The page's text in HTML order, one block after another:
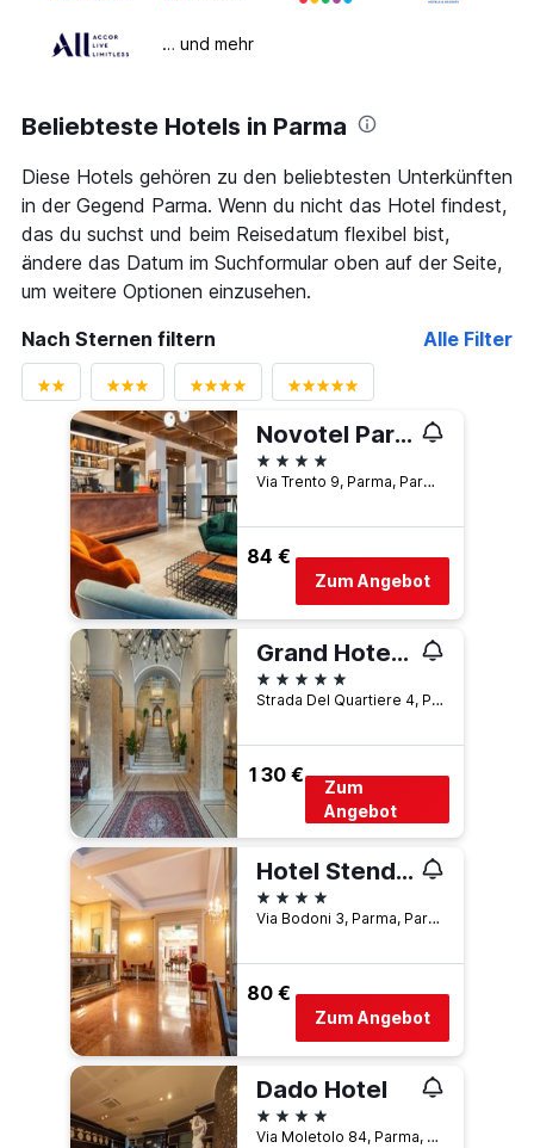
… und mehr
Beliebteste Hotels in Parma
Diese Hotels gehören zu den beliebtesten Unterkünften
in der Gegend Parma. Wenn du nicht das Hotel findest,
das du suchst und beim Reisedatum flexibel bist,
ändere das Datum im Suchformular oben auf der Seite,
um weitere Optionen einzusehen.
Nach Sternen filtern
Alle Filter
Novotel Parma Centro
4 Sterne
Via Trento 9, Parma, Parma, Italien
84 €
Zum Angebot
Grand Hotel Di Parma | Una Esperienze
5 Sterne
Strada Del Quartiere 4, Parma, Parma, Italien
130 €
Zum
Angebot
Hotel Stendhal
4 Sterne
Via Bodoni 3, Parma, Parma, Italien
80 €
Zum Angebot
Dado Hotel
4 Sterne
Via Moletolo 84, Parma, Parma, Italien